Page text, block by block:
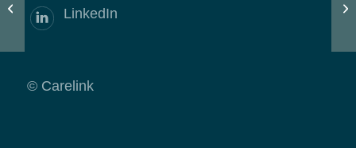
LinkedIn
© Carelink
News